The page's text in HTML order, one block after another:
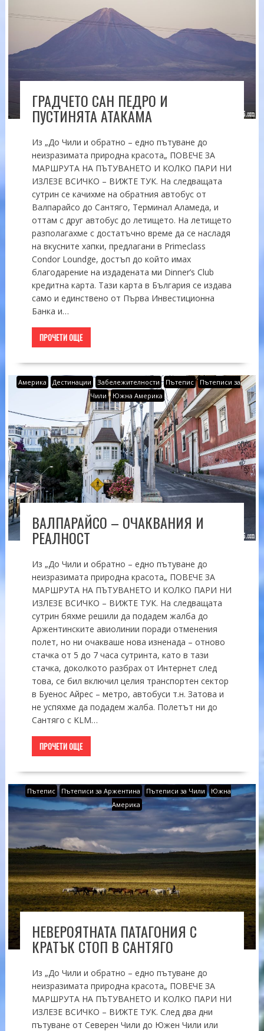
ГРАДЧЕТО САН ПЕДРО И
ПУСТИНЯТА АТАКАМА
Из „До Чили и обратно – едно пътуване до
неизразимата природна красота„ ПОВЕЧЕ ЗА
МАРШРУТА НА ПЪТУВАНЕТО И КОЛКО ПАРИ НИ
ИЗЛЕЗЕ ВСИЧКО – ВИЖТЕ ТУК. На следващата
сутрин се качихме на обратния автобус от
Валпарайсо до Сантяго, Терминал Аламеда, и
оттам с друг автобус до летището. На летището
разполагахме с достатъчно време да се насладя
на вкусните хапки, предлагани в Primeclass
Condor Loundge, достъп до който имах
благодарение на издадената ми Dinner’s Club
кредитна карта. Тази карта в България се издава
само и единствено от Първа Инвестиционна
Банка и…
ПРОЧЕТИ ОЩЕ
Америка Дестинации Забележителности Пътепис
Пътеписи за
Чили
Южна Америка
ВАЛПАРАЙСО – ОЧАКВАНИЯ И
РЕАЛНОСТ
Из „До Чили и обратно – едно пътуване до
неизразимата природна красота„ ПОВЕЧЕ ЗА
МАРШРУТА НА ПЪТУВАНЕТО И КОЛКО ПАРИ НИ
ИЗЛЕЗЕ ВСИЧКО – ВИЖТЕ ТУК. На следващата
сутрин бяхме решили да подадем жалба до
Аржентинските авиолинии поради отменения
полет, но ни очакваше нова изненада – отново
стачка от 5 до 7 часа сутринта, като в тази
стачка, доколкото разбрах от Интернет след
това, се бил включил целия транспортен сектор
в Буенос Айрес – метро, автобуси т.н. Затова и
не успяхме да подадем жалба. Полетът ни до
Сантяго с KLM…
ПРОЧЕТИ ОЩЕ
Пътепис Пътеписи за Аржентина Пътеписи за Чили
Южна
Америка
НЕВЕРОЯТНАТА ПАТАГОНИЯ С
КРАТЪК СТОП В САНТЯГО
Из „До Чили и обратно – едно пътуване до
неизразимата природна красота„ ПОВЕЧЕ ЗА
МАРШРУТА НА ПЪТУВАНЕТО И КОЛКО ПАРИ НИ
ИЗЛЕЗЕ ВСИЧКО – ВИЖТЕ ТУК. След два дни
пътуване от Северен Чили до Южен Чили или